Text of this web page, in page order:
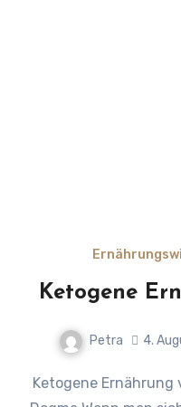
Ketogene
Petra 4.
Ketogene Ernährung verstehen – Durchblick statt